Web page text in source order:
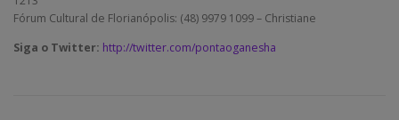
Fórum Cultural de Florianópolis: (48) 9979 1099 – Christiane
Siga o Twitter: http://twitter.com/pontaoganesha